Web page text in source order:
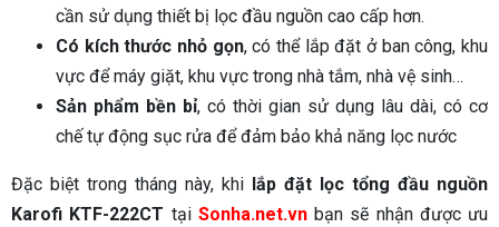
cần sử dụng thiết bị lọc đầu nguồn cao cấp hơn.
Có kích thước nhỏ gọn, có thể lắp đặt ở ban công, khu
vực để máy giặt, khu vực trong nhà tắm, nhà vệ sinh…
Sản phẩm bền bỉ, có thời gian sử dụng lâu dài, có cơ
chế tự động sục rửa để đảm bảo khả năng lọc nước
Đặc biệt trong tháng này, khi lắp đặt lọc tổng đầu nguồn
Karofi KTF-222CT tại Sonha.net.vnbạn sẽ nhận được ưu